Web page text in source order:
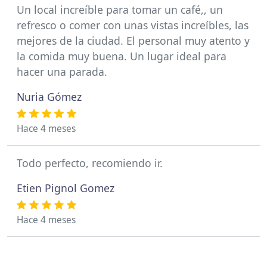
Un local increíble para tomar un café,, un
refresco o comer con unas vistas increíbles, las
mejores de la ciudad. El personal muy atento y
la comida muy buena. Un lugar ideal para
hacer una parada.
Nuria Gómez
Hace 4 meses
Todo perfecto, recomiendo ir.
Etien Pignol Gomez
Hace 4 meses